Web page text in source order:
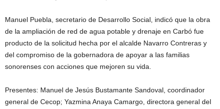
Manuel Puebla, secretario de Desarrollo Social, indicó que la obra
de la ampliación de red de agua potable y drenaje en Carbó fue
producto de la solicitud hecha por el alcalde Navarro Contreras y
del compromiso de la gobernadora de apoyar a las familias
sonorenses con acciones que mejoren su vida.
Presentes: Manuel de Jesús Bustamante Sandoval, coordinador
general de Cecop; Yazmina Anaya Camargo, directora general del